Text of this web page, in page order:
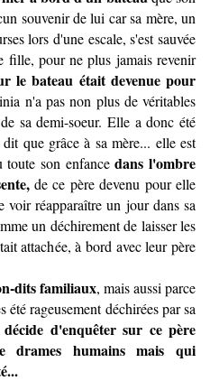
souvenir de lui car sa mère, un
lors d'une escale, s'est sauvée
fille, pour ne plus jamais revenir
le bateau était devenue pour
n'a pas non plus de véritables
sa demi-soeur. Elle a donc été
que grâce à sa mère... elle est
son enfancedans l'ombre
de ce père devenu pour elle
voir réapparaître un jour dans sa
un déchirement de laisser les
attachée, à bord avec leur père
dits familiaux, mais aussi parce
été rageusement déchirées par sa
d'enquêter sur ce père
drames humains mais qui